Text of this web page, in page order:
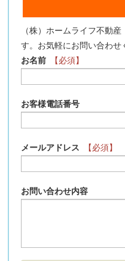
（株）ホームライフ不動
す。お気軽にお問い合わせ
お名前
【必須】
お客様電話番号
メールアドレス 【必須】
お問い合わせ内容